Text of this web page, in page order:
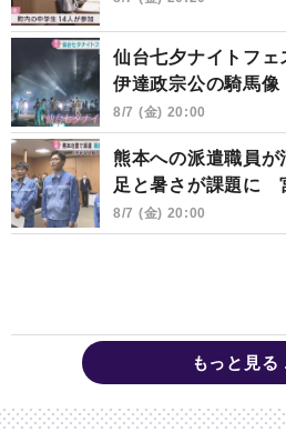
仙台七夕ナイトフ
伊達政宗公の騎馬像
8/7 (金) 20:00
熊本への派遣職員
足と暑さが課題に
8/7 (金) 20:00
もっと見る